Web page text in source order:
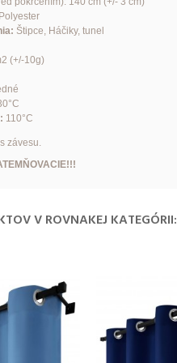
Štipce, Háčiky, tunel
(+/-10g)
110°C
závesu.
V ROVNAKEJ KATEGÓRII: